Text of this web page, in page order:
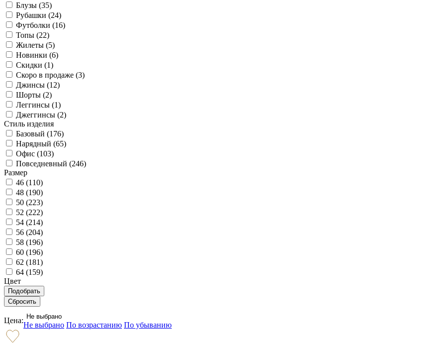
Блузы (35)
Рубашки (24)
Футболки (16)
Топы (22)
Жилеты (5)
Новинки (6)
Скидки (1)
Скоро в продаже (3)
Джинсы (12)
Шорты (2)
Леггинсы (1)
Джеггинсы (2)
Стиль изделия
Базовый (176)
Нарядный (65)
Офис (103)
Повседневный (246)
Размер
46 (110)
48 (190)
50 (223)
52 (222)
54 (214)
56 (204)
58 (196)
60 (196)
62 (181)
64 (159)
Цвет
Цена: Не выбрано
Не выбрано По возрастанию По убыванию